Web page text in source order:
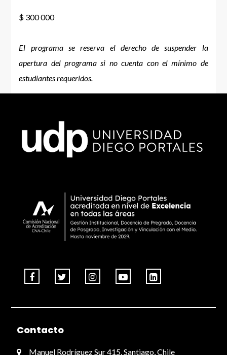
$ 300 000
El programa se reserva el derecho de suspender la
apertura del programa si no cuenta con el mínimo de
estudiantes requeridos.
Contacto
Manuel Rodríguez Sur 415, Santiago, Chile